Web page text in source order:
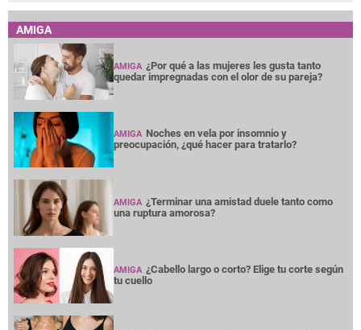
AMIGA
AMIGA ¿Por qué a las mujeres les gusta tanto
quedar impregnadas con el olor de su pareja?
AMIGA Noches en vela por insomnio y
preocupación, ¿qué hacer para tratarlo?
AMIGA ¿Terminar una amistad duele tanto como
una ruptura amorosa?
AMIGA ¿Cabello largo o corto? Elige tu corte según
tu cuello